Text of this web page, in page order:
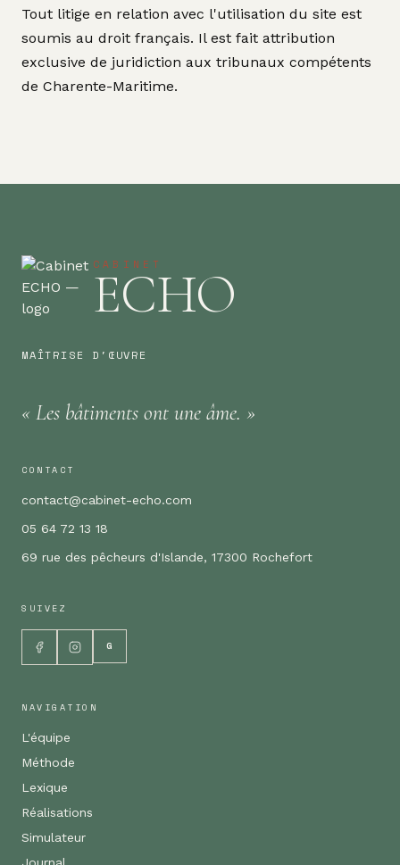
Tout litige en relation avec l'utilisation du site est
soumis au droit français. Il est fait attribution
exclusive de juridiction aux tribunaux compétents
de Charente-Maritime.
CABINET
ECHO
MAÎTRISE D'ŒUVRE
« Les bâtiments ont une âme. »
CONTACT
contact@cabinet-echo.com
05 64 72 13 18
69 rue des pêcheurs d'Islande, 17300 Rochefort
SUIVEZ
G
NAVIGATION
L'équipe
Méthode
Lexique
Réalisations
Simulateur
Journal